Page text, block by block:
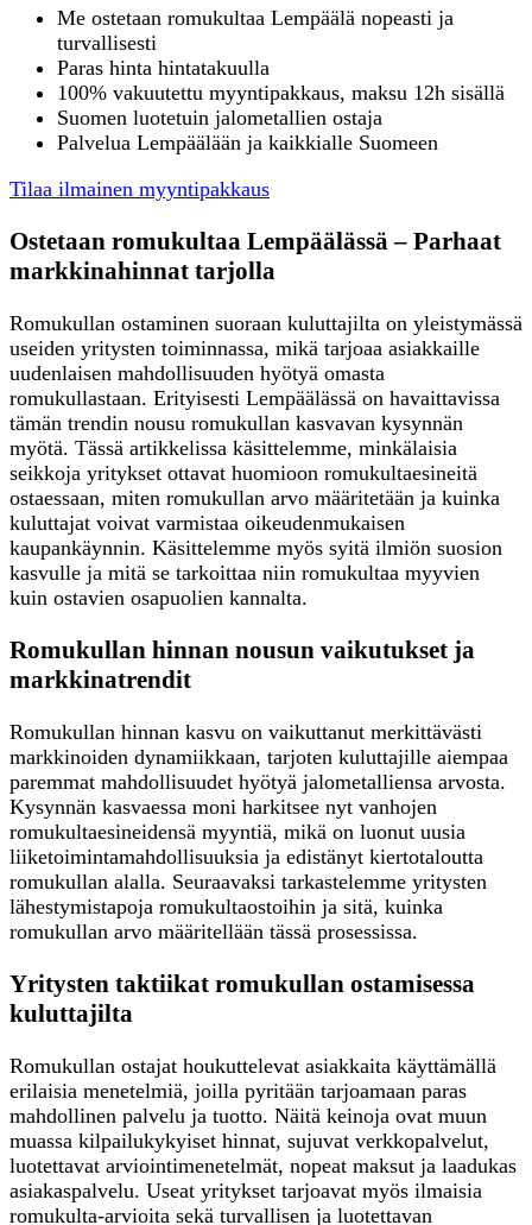
Me ostetaan romukultaa Lempäälä nopeasti ja
turvallisesti
Paras hinta hintatakuulla
100% vakuutettu myyntipakkaus, maksu 12h sisällä
Suomen luotetuin jalometallien ostaja
Palvelua Lempäälään ja kaikkialle Suomeen
Tilaa ilmainen myyntipakkaus
Ostetaan romukultaa Lempäälässä – Parhaat
markkinahinnat tarjolla
Romukullan ostaminen suoraan kuluttajilta on yleistymässä
useiden yritysten toiminnassa, mikä tarjoaa asiakkaille
uudenlaisen mahdollisuuden hyötyä omasta
romukullastaan. Erityisesti Lempäälässä on havaittavissa
tämän trendin nousu romukullan kasvavan kysynnän
myötä. Tässä artikkelissa käsittelemme, minkälaisia
seikkoja yritykset ottavat huomioon romukultaesineitä
ostaessaan, miten romukullan arvo määritetään ja kuinka
kuluttajat voivat varmistaa oikeudenmukaisen
kaupankäynnin. Käsittelemme myös syitä ilmiön suosion
kasvulle ja mitä se tarkoittaa niin romukultaa myyvien
kuin ostavien osapuolien kannalta.
Romukullan hinnan nousun vaikutukset ja
markkinatrendit
Romukullan hinnan kasvu on vaikuttanut merkittävästi
markkinoiden dynamiikkaan, tarjoten kuluttajille aiempaa
paremmat mahdollisuudet hyötyä jalometalliensa arvosta.
Kysynnän kasvaessa moni harkitsee nyt vanhojen
romukultaesineidensä myyntiä, mikä on luonut uusia
liiketoimintamahdollisuuksia ja edistänyt kiertotaloutta
romukullan alalla. Seuraavaksi tarkastelemme yritysten
lähestymistapoja romukultaostoihin ja sitä, kuinka
romukullan arvo määritellään tässä prosessissa.
Yritysten taktiikat romukullan ostamisessa
kuluttajilta
Romukullan ostajat houkuttelevat asiakkaita käyttämällä
erilaisia menetelmiä, joilla pyritään tarjoamaan paras
mahdollinen palvelu ja tuotto. Näitä keinoja ovat muun
muassa kilpailukykyiset hinnat, sujuvat verkkopalvelut,
luotettavat arviointimenetelmät, nopeat maksut ja laadukas
asiakaspalvelu. Useat yritykset tarjoavat myös ilmaisia
romukulta-arvioita sekä turvallisen ja luotettavan